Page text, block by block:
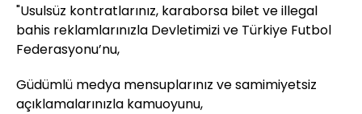
"Usulsüz kontratlarınız, karaborsa bilet ve illegal
bahis reklamlarınızla Devletimizi ve Türkiye Futbol
Federasyonu’nu,
Güdümlü medya mensuplarınız ve samimiyetsiz
açıklamalarınızla kamuoyunu,